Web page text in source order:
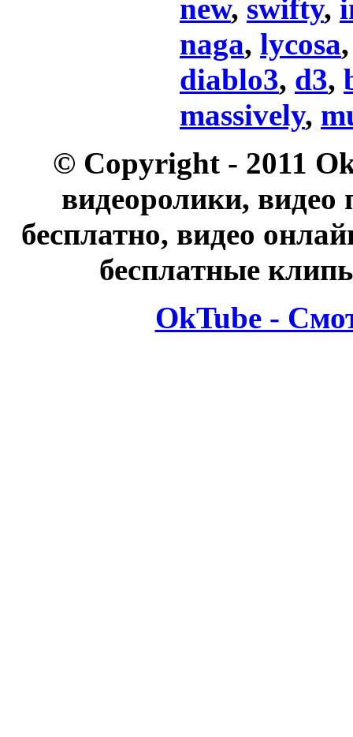
new, swifty,
naga, lycosa
diablo3, d3,
massively,
© Copyright - 2011
видеоролики, видео
бесплатно, видео
бесплатные
OkTube -